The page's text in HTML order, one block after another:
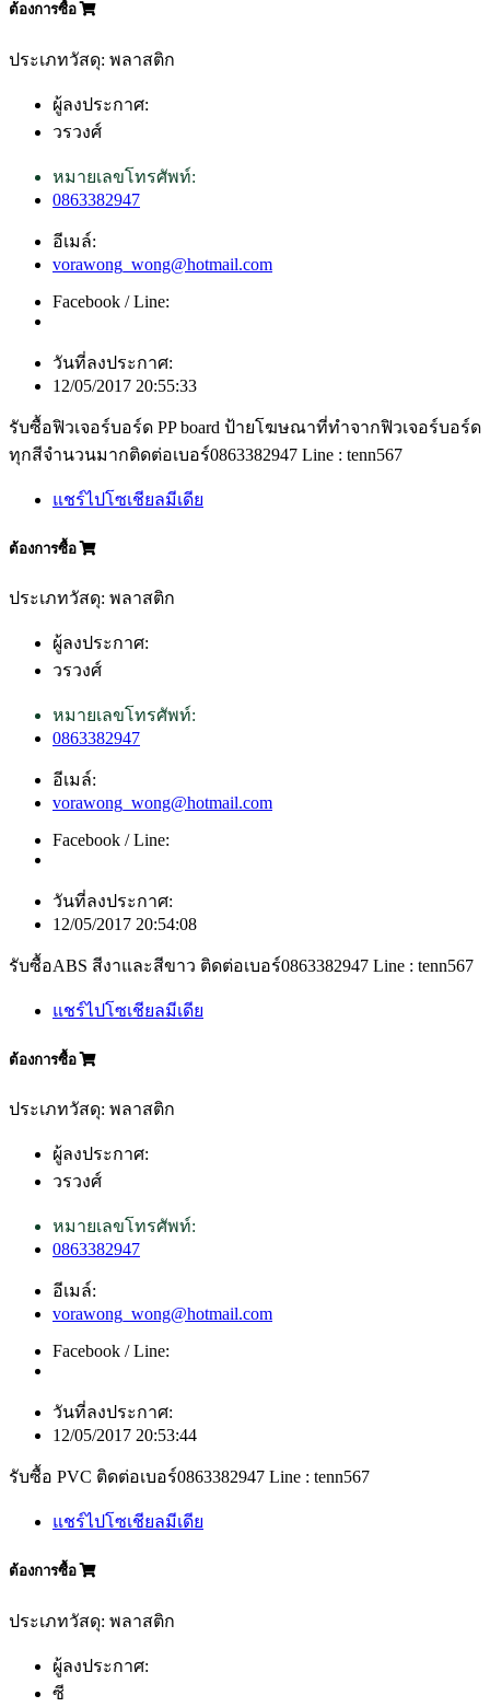
ต้องการซื้อ
ประเภทวัสดุ: พลาสติก
ผู้ลงประกาศ:
วรวงศ์
หมายเลขโทรศัพท์:
0863382947
อีเมล์:
vorawong_wong@hotmail.com
Facebook / Line:
วันที่ลงประกาศ:
12/05/2017 20:55:33
รับซื้อฟิวเจอร์บอร์ด PP board ป้ายโฆษณาที่ทำจากฟิวเจอร์บอร์ด
ทุกสีจำนวนมากติดต่อเบอร์0863382947 Line : tenn567
แชร์ไปโซเชียลมีเดีย
ต้องการซื้อ
ประเภทวัสดุ: พลาสติก
ผู้ลงประกาศ:
วรวงศ์
หมายเลขโทรศัพท์:
0863382947
อีเมล์:
vorawong_wong@hotmail.com
Facebook / Line:
วันที่ลงประกาศ:
12/05/2017 20:54:08
รับซื้อABS สีงาและสีขาว ติดต่อเบอร์0863382947 Line : tenn567
แชร์ไปโซเชียลมีเดีย
ต้องการซื้อ
ประเภทวัสดุ: พลาสติก
ผู้ลงประกาศ:
วรวงศ์
หมายเลขโทรศัพท์:
0863382947
อีเมล์:
vorawong_wong@hotmail.com
Facebook / Line:
วันที่ลงประกาศ:
12/05/2017 20:53:44
รับซื้อ PVC ติดต่อเบอร์0863382947 Line : tenn567
แชร์ไปโซเชียลมีเดีย
ต้องการซื้อ
ประเภทวัสดุ: พลาสติก
ผู้ลงประกาศ:
ซี